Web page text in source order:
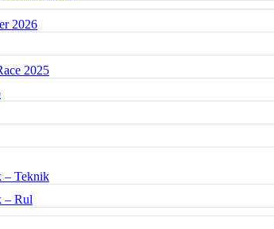
2026
2025
– Teknik
– Rul